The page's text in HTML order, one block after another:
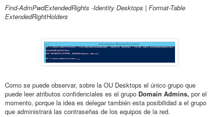
Find-AdmPwdExtendedRights -Identity Desktops | Format-Table
ExtendedRightHolders
Como se puede observar, sobre la OU Desktops el único grupo que
puede leer atributos confidenciales es el grupo Domain Admins, por el
momento, porque la idea es delegar también esta posibilidad a el grupo
que administrará las contraseñas de los equipos de la red.